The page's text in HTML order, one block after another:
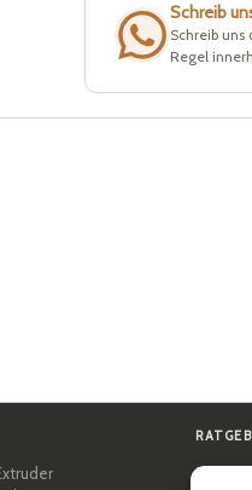
Schreib
Schreib
Regel